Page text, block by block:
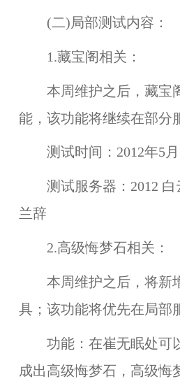
(二)局部测试内容：
1.藏宝阁相关：
本周维护之后，藏宝
能，该功能将继续在部分
测试时间： 2012年5
测试服务器： 2012
兰辞
2.高级悔梦石相关：
本周维护之后，将新
具；该功能将优先在局部
功能：在崔无眠处可
成出高级悔梦石，高级悔